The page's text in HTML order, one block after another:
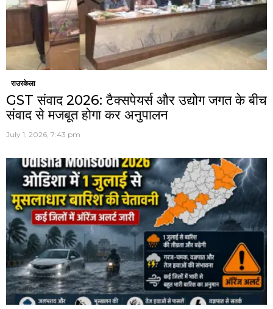
राउरकेला
GST संवाद 2026: टैक्सपेयर्स और उद्योग जगत के बीच
संवाद से मजबूत होगा कर अनुपालन
July 1, 2026, 7:43 pm